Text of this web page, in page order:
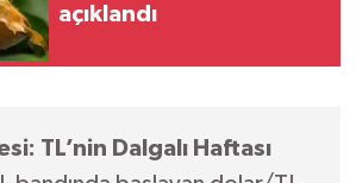
açıklandı
TL’nin Dalgalı Haftası